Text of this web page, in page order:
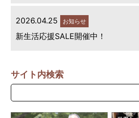
2026.04.25 お知らせ
新生活応援SALE開催中！
サイト内検索